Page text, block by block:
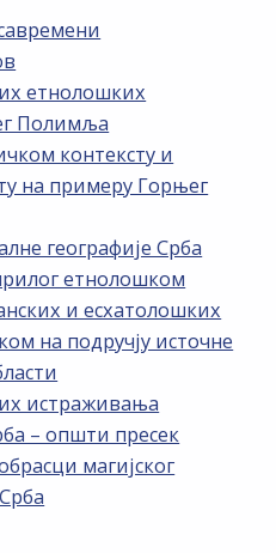
етнолошких
Полимља
контексту и
на примеру Горњег
географије Срба
етнолошком
и есхатолошких
на подручју источне
истраживања
– општи пресек
магијског